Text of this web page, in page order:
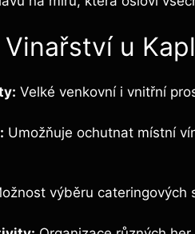
u
Velké venkovní i vnitřní
Umožňuje ochutnat místní
výběru cateringových